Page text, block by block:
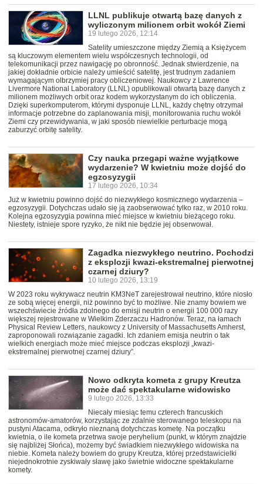
LLNL publikuje otwartą bazę danych z
wyliczonym milionem orbit wokół Ziemi
19 lutego 2026, 12:14
Satelity umieszczone między Ziemią a Księżycem
są kluczowym elementem wielu współczesnych technologii, od
telekomunikacji przez nawigację po obronność. Jednak stwierdzenie, na
jakiej dokładnie orbicie należy umieścić satelitę, jest trudnym zadaniem
wymagającym olbrzymiej pracy obliczeniowej. Naukowcy z Lawrence
Livermore National Laboratory (LLNL) opublikowali otwartą bazę danych z
milionem możliwych orbit oraz kodem wykorzystanym do ich obliczenia.
Dzięki superkomputerom, którymi dysponuje LLNL, każdy chętny otrzymał
informacje potrzebne do zaplanowania misji, monitorowania ruchu wokół
Ziemi czy przewidywania, w jaki sposób niewielkie perturbacje mogą
zaburzyć orbitę satelity.
Czy nauka przegapi ważne wyjątkowe
wydarzenie? W kwietniu może dojść do
egzosyzygii
17 lutego 2026, 10:34
Już w kwietniu powinno dojść do niezwykłego kosmicznego wydarzenia –
egzosyzygii. Dotychczas udało się ją zaobserwować tylko raz, w 2010 roku.
Kolejna egzosyzygia powinna mieć miejsce w kwietniu bieżącego roku.
Niestety, istnieje spore ryzyko, że nikt nie będzie jej obserwował.
Zagadka niezwykłego neutrino. Pochodzi
z eksplozji kwazi-ekstremalnej pierwotnej
czarnej dziury?
10 lutego 2026, 13:19
W 2023 roku wykrywacz neutrin KM3NeT zarejestrował neutrino, które niosło
ze sobą więcej energii, niż powinno być to możliwe. Nie znamy bowiem we
wszechświecie źródła zdolnego do emisji neutrin o energii 100 000 razy
większej rejestrowane w Wielkim Zderzaczu Hadronów. Teraz, na łamach
Physical Review Letters, naukowcy z University of Massachusetts Amherst,
zaproponowali rozwiązanie zagadki. Ich zdaniem emisja neutrin o tak
wielkich energiach może mieć miejsce podczas eksplozji „kwazi-
ekstremalnej pierwotnej czarnej dziury”.
Nowo odkryta kometa z grupy Kreutza
może dać spektakularne widowisko
9 lutego 2026, 13:33
Niecały miesiąc temu czterech francuskich
astronomów-amatorów, korzystając ze zdalnie sterowanego teleskopu na
pustyni Atacama, odkryło nieznaną dotychczas kometę. Na początku
kwietnia, o ile kometa przetrwa swoje peryhelium (punkt, w którym znajdzie
się najbliżej Słońca), możemy być świadkiem niezwykłego widowiska na
niebie. Kometa należy bowiem do grupy Kreutza, której przedstawicielki
niejednokrotnie zyskiwały sławę jako świetnie widoczne spektakularne
komety.